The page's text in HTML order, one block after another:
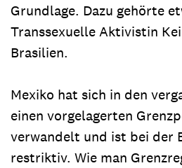
Grundlage. Dazu gehörte
Transsexuelle Aktivistin
Brasilien.
Mexiko hat sich in den
einen vorgelagerten
verwandelt und ist bei der
restriktiv. Wie man